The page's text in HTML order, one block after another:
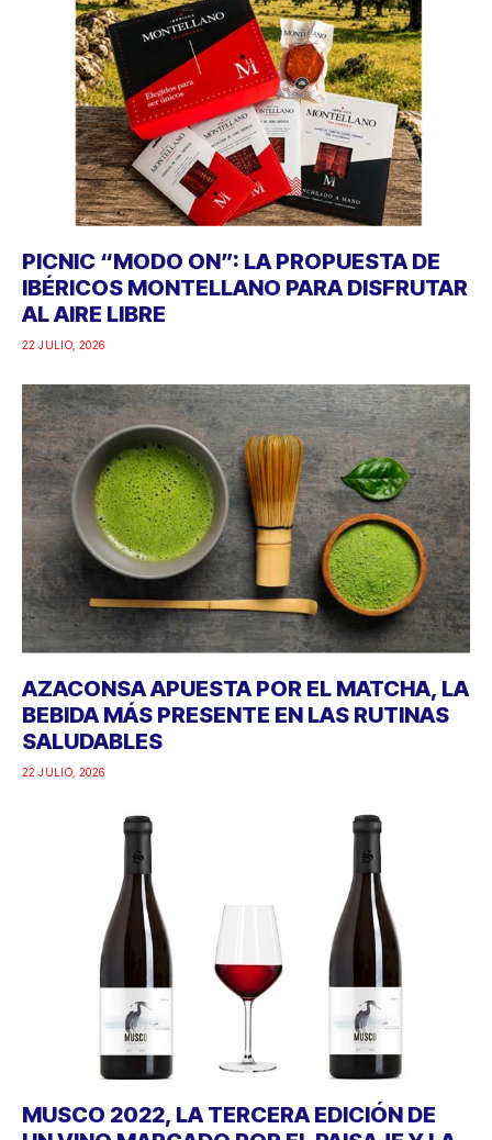
PICNIC “MODO ON”: LA PROPUESTA DE
IBÉRICOS MONTELLANO PARA DISFRUTAR
AL AIRE LIBRE
22 JULIO, 2026
AZACONSA APUESTA POR EL MATCHA, LA
BEBIDA MÁS PRESENTE EN LAS RUTINAS
SALUDABLES
22 JULIO, 2026
MUSCO 2022, LA TERCERA EDICIÓN DE